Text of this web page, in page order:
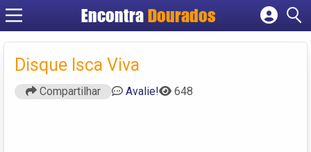
EncontraDourados
Cadastrar empresa
Disque Isca Viva
Compartilhar Avalie! 648